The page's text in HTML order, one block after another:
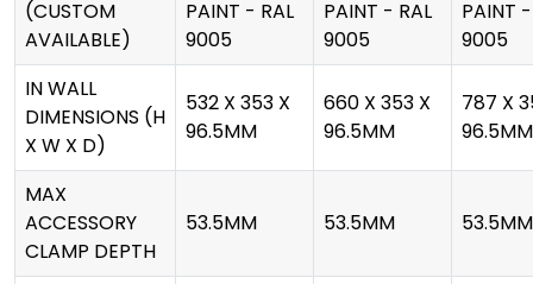
(CUSTOM
AVAILABLE)
PAINT - RAL
9005
PAINT - RAL
9005
PAINT
9005
IN WALL
DIMENSIONS (H
X W X D)
532 X 353 X
96.5MM
660 X 353 X
96.5MM
787 X
MAX
ACCESSORY
CLAMP DEPTH
53.5MM 53.5MM